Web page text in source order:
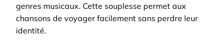
genres musicaux. Cette souplesse permet aux
chansons de voyager facilement sans perdre leur
identité.